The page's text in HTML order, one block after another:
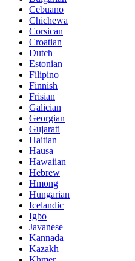
Cebuano
Chichewa
Corsican
Croatian
Dutch
Estonian
Filipino
Finnish
Frisian
Galician
Georgian
Gujarati
Haitian
Hausa
Hawaiian
Hebrew
Hmong
Hungarian
Icelandic
Igbo
Javanese
Kannada
Kazakh